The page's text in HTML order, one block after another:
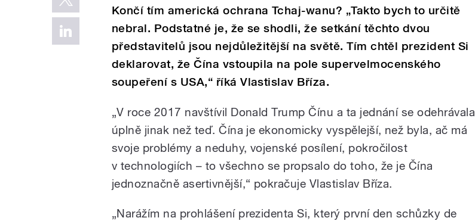
Končí tím americká ochrana Tchaj-wanu? „Takto bych to určitě
nebral. Podstatné je, že se shodli, že setkání těchto dvou
představitelů jsou nejdůležitější na světě. Tím chtěl prezident Si
deklarovat, že Čína vstoupila na pole supervelmocenského
soupeření s USA,“ říká Vlastislav Bříza.
„V roce 2017 navštívil Donald Trump Čínu a ta jednání se odehrávala
úplně jinak než teď. Čína je ekonomicky vyspělejší, než byla, ač má
svoje problémy a neduhy, vojenské posílení, pokročilost
v technologiích – to všechno se propsalo do toho, že je Čína
jednoznačně asertivnější,“ pokračuje Vlastislav Bříza.
„Narážím na prohlášení prezidenta Si, který první den schůzky de